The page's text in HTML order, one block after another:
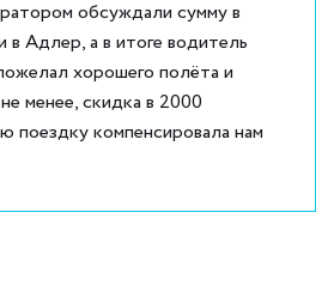
обсуждали сумму в
в Адлер, а в итоге водитель
хорошего полёта и
менее, скидка в 2000
поездку компенсировала нам